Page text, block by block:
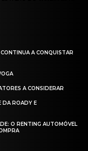
A CONQUISTAR
A CONSIDERAR
DA ROADY E
O RENTING AUTOMÓVEL